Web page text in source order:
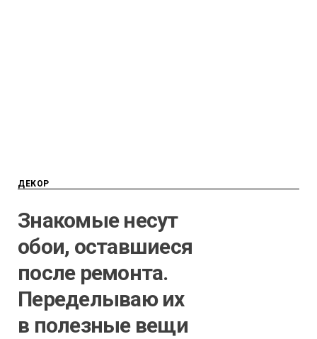
ДЕКОР
Знакомые несут
обои, оставшиеся
после ремонта.
Переделываю их
в полезные вещи